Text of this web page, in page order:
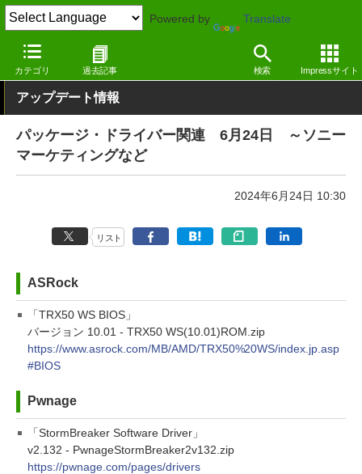
Powered by Translate
カテゴリ 過去記事 検索 Impressサイト
窓の杜 その他の話題 アップデート
アップデート情報
パッケージ・ドライバー関連 6月24日 ～ソニー
マーケティングなど
2024年6月24日 10:30
リスト
ASRock
「TRX50 WS BIOS」
バージョン 10.01 - TRX50 WS(10.01)ROM.zip
https://www.asrock.com/MB/AMD/TRX50%20WS/index.jp.asp
#BIOS
Pwnage
「StormBreaker Software Driver」
v2.132 - PwnageStormBreaker2v132.zip
https://pwnage.com/pages/drivers